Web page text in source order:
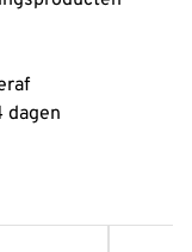
dagen